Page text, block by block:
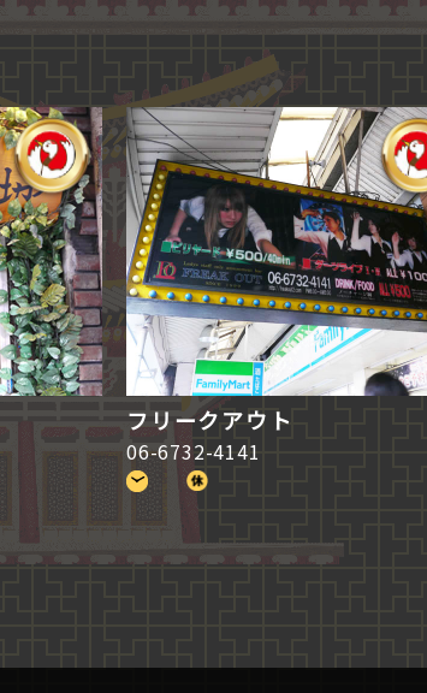
フリークアウト
06-6732-4141